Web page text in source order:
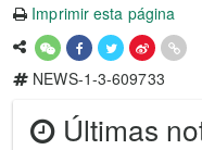
Imprimir esta página
NEWS-1-3-609733
Últimas